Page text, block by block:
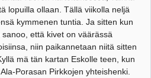
lopuilla ollaan. Tällä viikolla neljä
kymmenen tuntia. Ja sitten kun
sanoo, että kivet on väärässä
niin paikannetaan niitä sitten
mä tän kartan Eskolle teen, kun
Porasan Pirkkojen yhteishenki.